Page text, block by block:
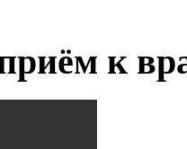
к